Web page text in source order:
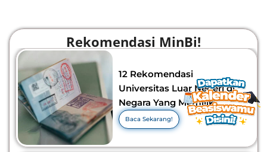
Rekomendasi MinBi!
12 Rekomendasi
Universitas Luar Negeri di
Negara Yang Memiliki
Visa Murah di 2026-2027!
Baca Sekarang!